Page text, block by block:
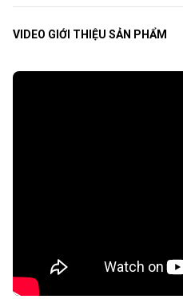
VIDEO GIỚI THIỆU SẢN PHẨM